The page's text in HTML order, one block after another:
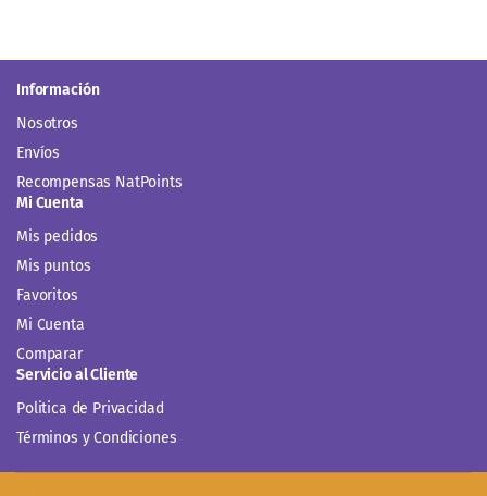
Información
Nosotros
Envíos
Recompensas NatPoints
Mi Cuenta
Mis pedidos
Mis puntos
Favoritos
Mi Cuenta
Comparar
Servicio al Cliente
Politica de Privacidad
Términos y Condiciones